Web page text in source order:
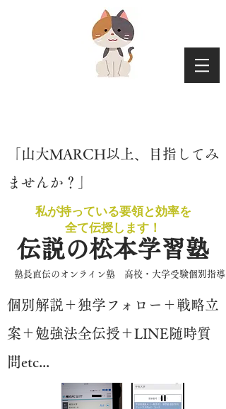
​「山大MARCH以上、目指してみ
ませんか？」
伝説の松本学習塾
私が持っている要領と効率を
​全て伝授します！
​塾長直伝のオンライン塾 高校・大学受験個別指導
​個別解説＋独学フォロー＋戦略立
案＋勉強法全伝授＋LINE随時質
問etc...